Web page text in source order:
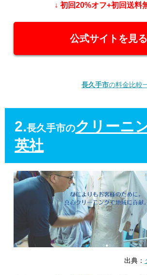
↓ 初回20%オフ+初回送料
公式サイトを見る
長久手市の料金比較
2.長久手市のクリーニ
英社
出典：